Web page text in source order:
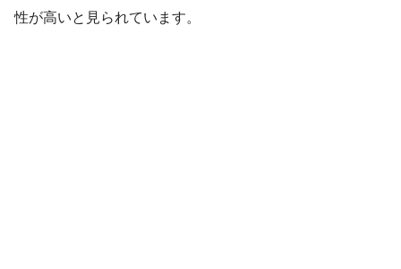
性が高いと見られています。